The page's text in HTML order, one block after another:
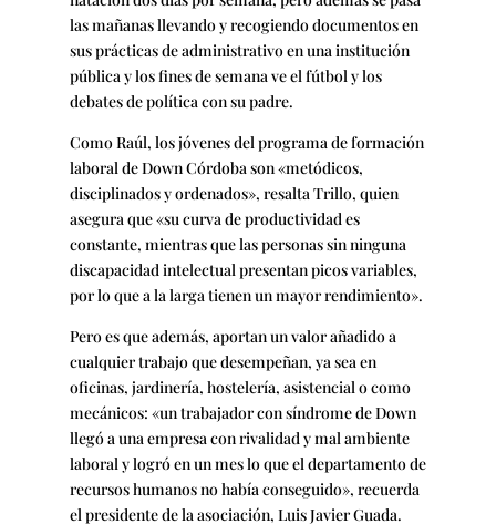
las mañanas llevando y recogiendo documentos en
sus prácticas de administrativo en una institución
pública y los fines de semana ve el fútbol y los
debates de política con su padre.
Como Raúl, los jóvenes del programa de formación
laboral de Down Córdoba son «metódicos,
disciplinados y ordenados», resalta Trillo, quien
asegura que «su curva de productividad es
constante, mientras que las personas sin ninguna
discapacidad intelectual presentan picos variables,
por lo que a la larga tienen un mayor rendimiento».
Pero es que además, aportan un valor añadido a
cualquier trabajo que desempeñan, ya sea en
oficinas, jardinería, hostelería, asistencial o como
mecánicos: «un trabajador con síndrome de Down
llegó a una empresa con rivalidad y mal ambiente
laboral y logró en un mes lo que el departamento de
recursos humanos no había conseguido», recuerda
el presidente de la asociación, Luis Javier Guada.